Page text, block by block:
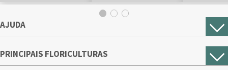
AJUDA
PRINCIPAIS FLORICULTURAS